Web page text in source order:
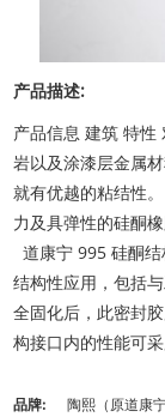
产品描述:
产品信息 建筑 特性
岩以及涂漆层金属
就有优越的粘结性
力及具弹性的硅酮
道康宁 995 硅酮
结构性应用，包括
全固化后，此密封
构接口内的性能可
品牌:
陶熙（原道康宁